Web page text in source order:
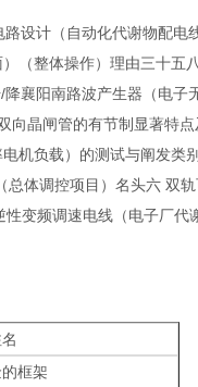
设计（自动化代谢物配
（整体操作）理由三十
襄阳南路波产生器（电子
晶闸管的有节制显著特
机负载）的测试与阐发类
体调控项目）名头六 双
变频调速电线（电子厂
框架